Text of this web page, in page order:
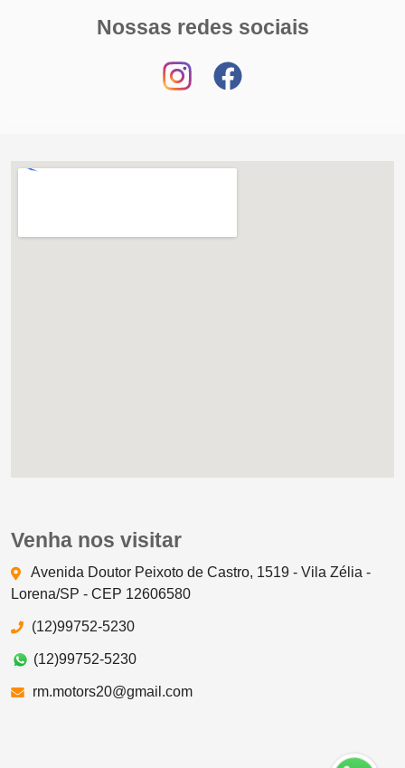
Nossas redes sociais
Venha nos visitar
Avenida Doutor Peixoto de Castro, 1519 - Vila Zélia -
Lorena/SP - CEP 12606580
(12)99752-5230
(12)99752-5230
rm.motors20@gmail.com